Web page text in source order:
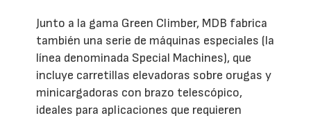
Junto a la gama Green Climber, MDB fabrica
también una serie de máquinas especiales (la
línea denominada Special Machines), que
incluye carretillas elevadoras sobre orugas y
minicargadoras con brazo telescópico,
ideales para aplicaciones que requieren